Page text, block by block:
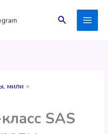
Поиск
мили
SAS